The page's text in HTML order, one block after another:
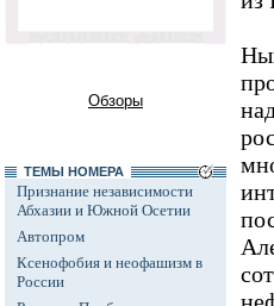
Обзоры
ТЕМЫ НОМЕРА
Признание независимости
Абхазии и Южной Осетии
Автопром
Ксенофобия и неофашизм в
России